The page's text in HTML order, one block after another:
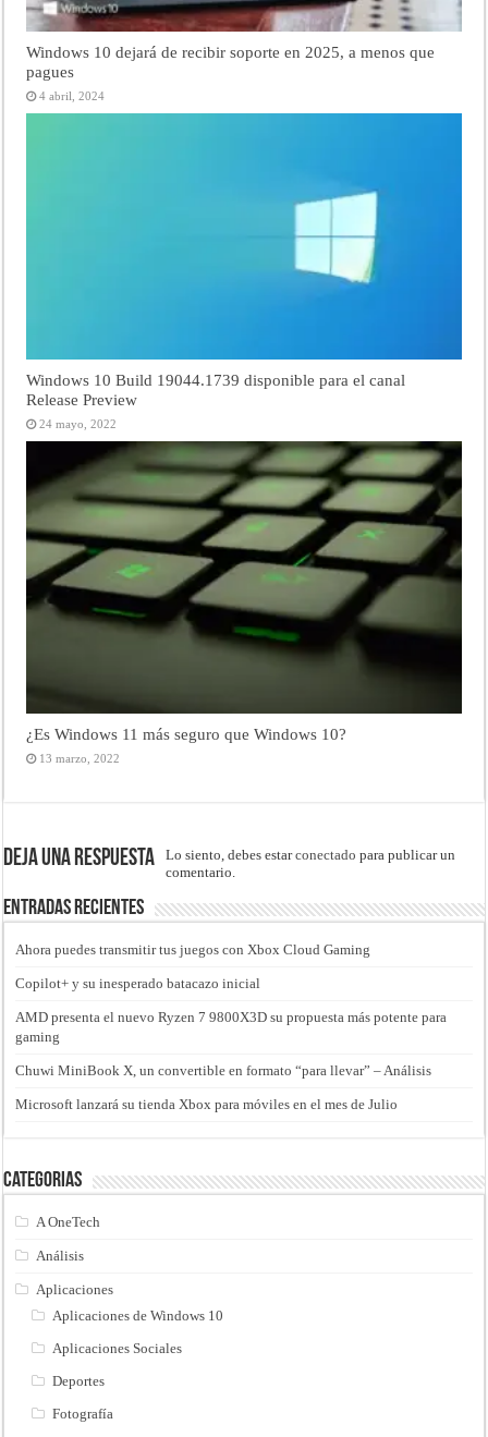
Windows 10 dejará de recibir soporte en 2025, a menos que
pagues
4 abril, 2024
Windows 10 Build 19044.1739 disponible para el canal
Release Preview
24 mayo, 2022
¿Es Windows 11 más seguro que Windows 10?
13 marzo, 2022
Deja una respuesta Lo siento, debes estarconectado para publicar un
comentario.
Entradas recientes
Ahora puedes transmitir tus juegos con Xbox Cloud Gaming
Copilot+ y su inesperado batacazo inicial
AMD presenta el nuevo Ryzen 7 9800X3D su propuesta más potente para
gaming
Chuwi MiniBook X, un convertible en formato “para llevar” – Análisis
Microsoft lanzará su tienda Xbox para móviles en el mes de Julio
Categorias
A OneTech
Análisis
Aplicaciones
Aplicaciones de Windows 10
Aplicaciones Sociales
Deportes
Fotografía